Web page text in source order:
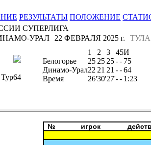
РЕЗУЛЬТАТЫ ПОЛОЖЕНИЕ
СУПЕРЛИГА
УРАЛ
ТУЛА
22 ФЕВРАЛЯ 2025 г.
64
1 2 3 45И
Белогорье
25 25 25-- 75
Динамо-Урал22 21 21 --64
Время
26'30'27'-- 1:23
№ игрок